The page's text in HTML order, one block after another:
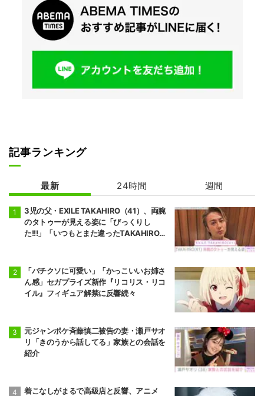
記事ランキング
最新 24時間 週間
3児の父・EXILE TAKAHIRO（41）、両腕
のタトゥーが見える姿に「びっくりし
た!!!」「いつもとまた違ったTAKAHIROさ
「バチクソに可愛い」「かっこいいお姉さ
ん感」セガプライズ新作『リコリス・リコ
イル』フィギュア解禁に反響続々
元ジャンポケ斉藤慎二被告の妻・瀬戸サオ
リ「きのうから話してる」家族との会話を
紹介
着こなしがまるで高級店と反響、アニメ